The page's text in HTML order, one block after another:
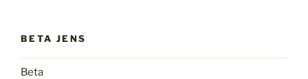
BETA JENS
Beta